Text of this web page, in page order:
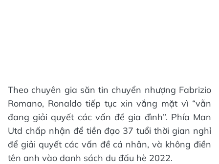
Theo chuyên gia săn tin chuyển nhượng Fabrizio
Romano, Ronaldo tiếp tục xin vắng mặt vì “vẫn
đang giải quyết các vấn đề gia đình”. Phía Man
Utd chấp nhận để tiền đạo 37 tuổi thời gian nghỉ
để giải quyết các vấn đề cá nhân, và không điền
tên anh vào danh sách du đấu hè 2022.